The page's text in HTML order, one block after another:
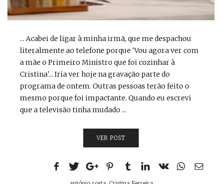
... Acabei de ligar à minha irmã, que me despachou
literalmente ao telefone porque 'Vou agora ver com
a mãe o Primeiro Ministro que foi cozinhar à
Cristina'... Iria ver hoje na gravação parte do
programa de ontem. Outras pessoas terão feito o
mesmo porque foi impactante. Quando eu escrevi
que a televisão tinha mudado ...
VER POST